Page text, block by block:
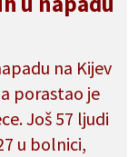
na Kijev
porastao je
Još 57 ljudi
u bolnici,